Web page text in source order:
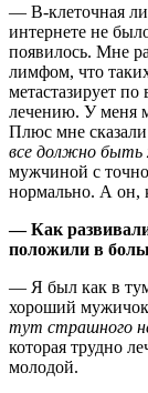
— B-клеточная
интернете не
появилось. Мне
лимфом, что
метастазирует
лечению. У меня
Плюс мне
все должно быть
мужчиной с
нормально. А он,
— Как
положили в
— Я был как в
хороший
тут страшного
которая трудно
молодой.